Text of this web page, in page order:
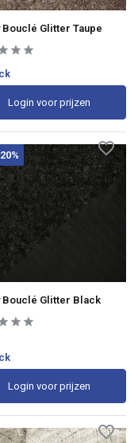
Bouclé Glitter Taupe
Login voor prijzen
Bouclé Glitter Black
Login voor prijzen